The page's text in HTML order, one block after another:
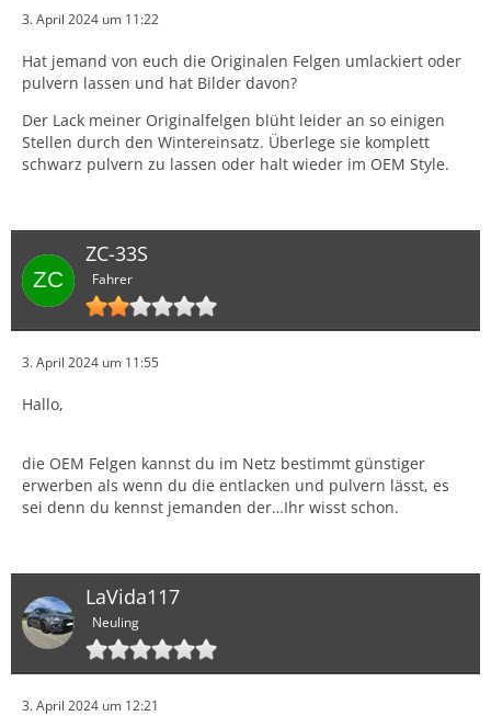
3. April 2024 um 11:22
Hat jemand von euch die Originalen Felgen umlackiert oder
pulvern lassen und hat Bilder davon?
Der Lack meiner Originalfelgen blüht leider an so einigen
Stellen durch den Wintereinsatz. Überlege sie komplett
schwarz pulvern zu lassen oder halt wieder im OEM Style.
ZC-33S
Fahrer
3. April 2024 um 11:55
Hallo,
die OEM Felgen kannst du im Netz bestimmt günstiger
erwerben als wenn du die entlacken und pulvern lässt, es
sei denn du kennst jemanden der…Ihr wisst schon.
LaVida117
Neuling
3. April 2024 um 12:21